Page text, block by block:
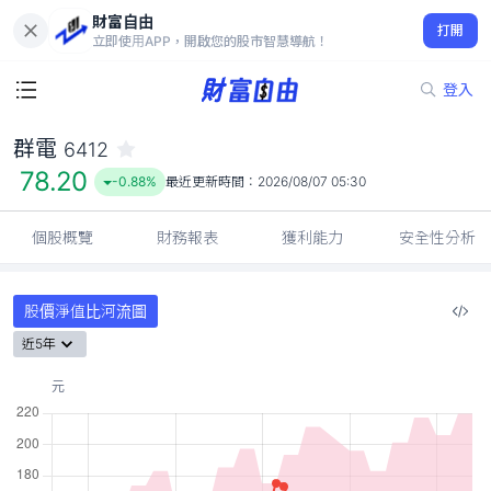
財富自由
立即使用APP，開啟您的股市智慧導航！
打開
登入
78.20
-0.88%
群電 6412
78.20 -0.88% 最近更新時間： 2026/08/07 05:30
個股概覽 財務報表 獲利能力 安全性分析
股價淨值比河流圖
近5年